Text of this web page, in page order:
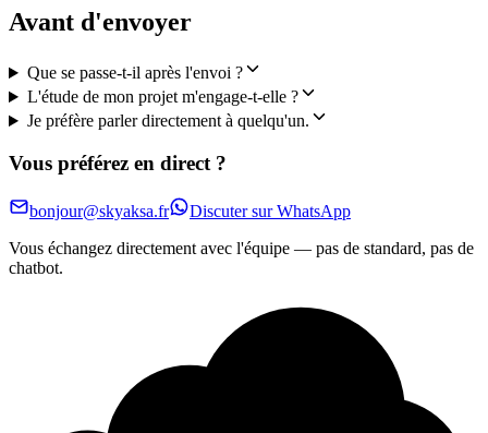
Avant d'envoyer
Que se passe-t-il après l'envoi ?
L'étude de mon projet m'engage-t-elle ?
Je préfère parler directement à quelqu'un.
Vous préférez en direct ?
bonjour@skyaksa.fr
Discuter sur WhatsApp
Vous échangez directement avec l'équipe — pas de standard, pas de
chatbot.